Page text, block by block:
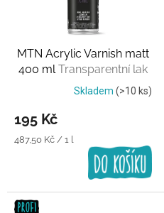
MTN Acrylic Varnish matt
400 mlTransparentní lak
Skladem (>10 ks)
195 Kč
Měrná
487,50 Kč / 1 l